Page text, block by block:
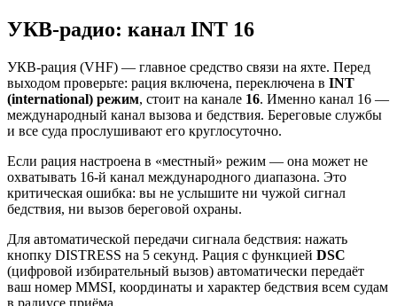
УКВ-радио: канал INT 16
УКВ-рация (VHF) — главное средство связи на яхте. Перед
выходом проверьте: рация включена, переключена в INT
(international) режим, стоит на канале 16. Именно канал 16 —
международный канал вызова и бедствия. Береговые службы
и все суда прослушивают его круглосуточно.
Если рация настроена в «местный» режим — она может не
охватывать 16-й канал международного диапазона. Это
критическая ошибка: вы не услышите ни чужой сигнал
бедствия, ни вызов береговой охраны.
Для автоматической передачи сигнала бедствия: нажать
кнопку DISTRESS на 5 секунд. Рация с функцией DSC
(цифровой избирательный вызов) автоматически передаёт
ваш номер MMSI, координаты и характер бедствия всем судам
в радиусе приёма.